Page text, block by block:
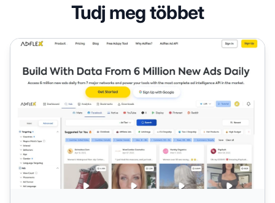
Tudj meg többet
AdFlex Partnerprogram